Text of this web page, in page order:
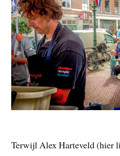
Terwijl Alex Harteveld (hier